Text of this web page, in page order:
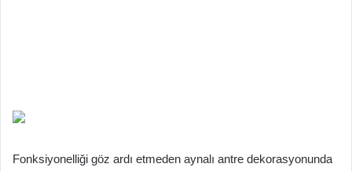
Fonksiyonelliği göz ardı etmeden aynalı antre dekorasyonunda